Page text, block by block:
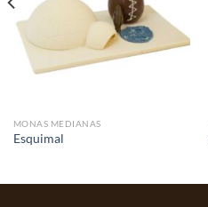
MONAS MEDIANAS
Esquimal